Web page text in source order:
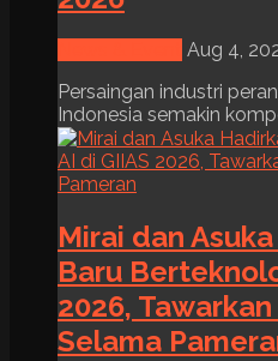
Aug 4,
Persaingan industri
Indonesia semakin
Mirai dan
Baru
2026,
Selama